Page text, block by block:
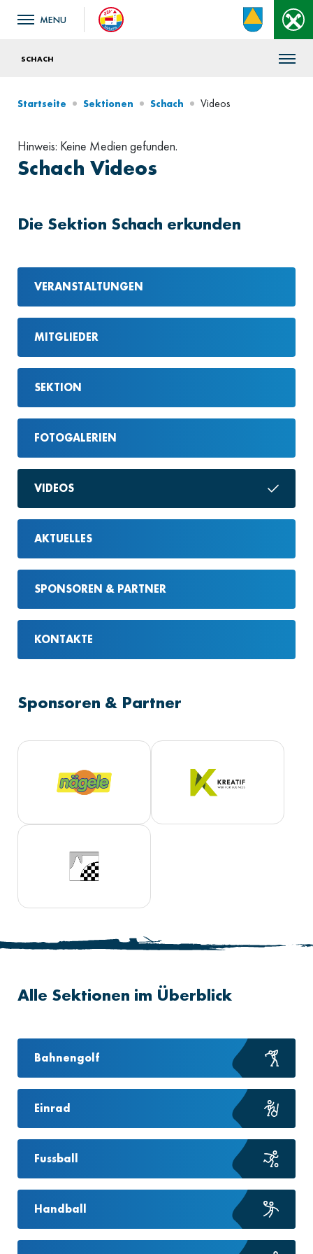
SCHACH
Startseite Sektionen Schach Videos
Hinweis: Keine Medien gefunden.
Schach Videos
Die Sektion Schach erkunden
VERANSTALTUNGEN
MITGLIEDER
SEKTION
FOTOGALERIEN
VIDEOS
AKTUELLES
SPONSOREN & PARTNER
KONTAKTE
Sponsoren & Partner
Alle Sektionen im Überblick
Bahnengolf
Einrad
Fussball
Handball